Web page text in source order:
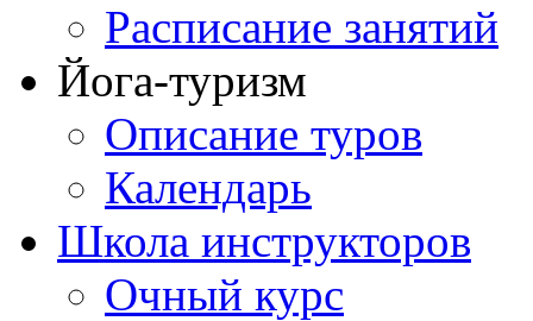
Расписание занятий
Йога-туризм
Описание туров
Календарь
Школа инструкторов
Очный курс